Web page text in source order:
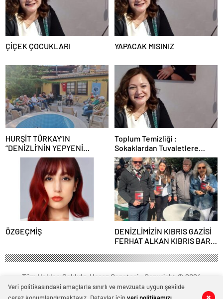
0 0
0 0
ÇİÇEK ÇOCUKLARI YAPACAK MISINIZ
HURŞİT TÜRKAY’IN
“DENİZLİ’NİN YEPYENİ
TÜRKÜLERİ KONSERİ”
DENİZLİ TÜRK OCAĞI’NDA
GERÇEKLEŞTİ…
Toplum Temizliği :
Sokaklardan Tuvaletlere
kadar Temizlik Sorunları
ÖZGEÇMİŞ
DENİZLİMİZİN KIBRIS GAZİSİ
FERHAT ALKAN KIBRIS BARIŞ
Tüm Hakları Saklıdır. Horoz Gazetesi - Copyright © 2024
Veri politikasındaki amaçlarla sınırlı ve mevzuata uygun şekilde